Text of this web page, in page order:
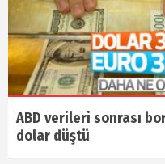
ABD verileri sonrası
dolar düştü